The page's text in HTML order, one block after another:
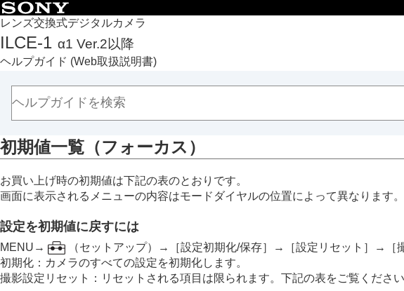
レンズ交換式デジタルカメラ
ILCE-1 α1 Ver.2以降
ヘルプガイド (Web取扱説明書)
トップページ
ヘルプガイドの使いかた
必ずお読みください
本体と付属品を確認する
本機の基本操作
MENU一覧から機能を探す
撮影機能を活用する
カメラをカスタマイズする
再生する
カメラの設定を変更する
スマートフォンでできること
初期値一覧（フォーカス ）
お買い上げ時の初期値は下記の表のとおりです。
画面に表示されるメニューの内容はモードダイヤルの位置によって異なります
設定を初期値に戻すには
MENU→ （セットアップ）→ ［設定初期化/保存］ → ［設定リセット］ → ［
初期化 ：カメラのすべての設定を初期化します。
撮影設定リセット
：リセットされる項目は限られます。下記の表をご覧ください